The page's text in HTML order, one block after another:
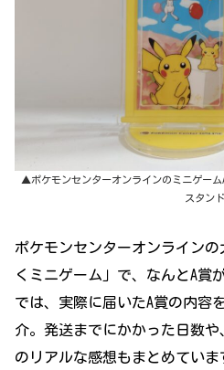
▲ポケモンセンターオンラインのミニゲー
スタンド
ポケモンセンターオンライン
くミニゲーム」で、なんとA賞
では、実際に届いたA賞の内容
介。発送までにかかった日数
のリアルな感想もまとめていま